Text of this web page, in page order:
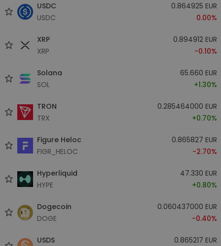
USDC
USDC
0.864925 EUR
0.00%
XRP
XRP
0.894912 EUR
-0.10%
Solana
SOL
65.660 EUR
+1.30%
TRON
TRX
0.285464000 EUR
+0.70%
Figure Heloc
FIGR_HELOC
0.865827 EUR
-2.70%
Hyperliquid
HYPE
47.330 EUR
+0.80%
Dogecoin
DOGE
0.060437000 EUR
-0.40%
USDS
0.865217 EUR